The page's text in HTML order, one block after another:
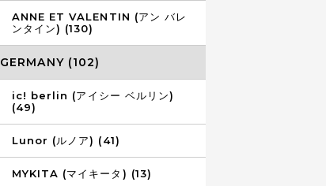
ANNE ET VALENTIN (アン バレ
ンタイン) (130)
GERMANY (102)
ic! berlin (アイシー ベルリン)
(49)
Lunor (ルノア) (41)
MYKITA (マイキータ) (13)